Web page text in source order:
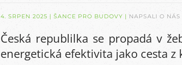
4. SRPEN 2025 | ŠANCE PRO BUDOVY | NAPSALI O NÁS
Česká republilka se propadá v
energetická efektivita jako cesta z